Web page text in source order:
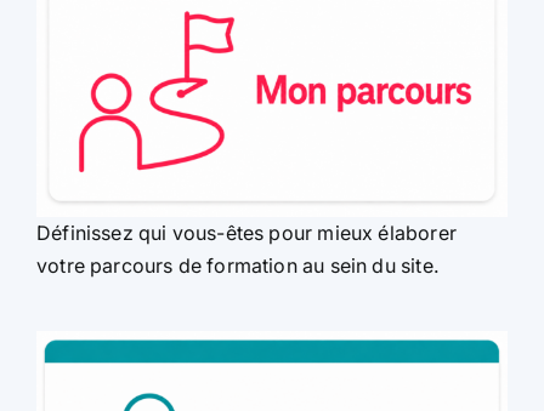
Définissez qui vous-êtes pour mieux élaborer
votre parcours de formation au sein du site.